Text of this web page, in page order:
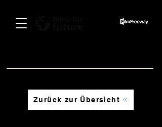
Zurück zur Übersicht